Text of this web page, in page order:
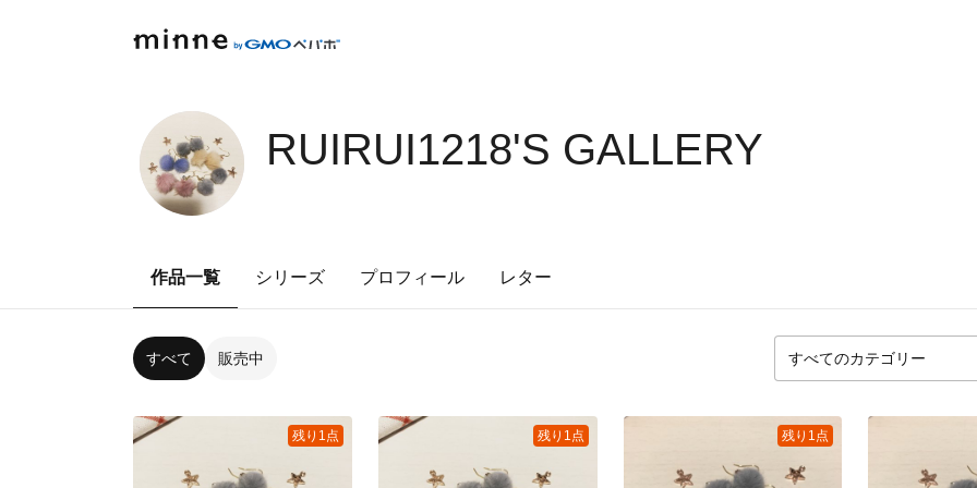
RUIRUI1218'S GALLERY
作品一覧 シリーズ プロフィール レター
すべて 販売中
残り1点 残り1点 残り1点